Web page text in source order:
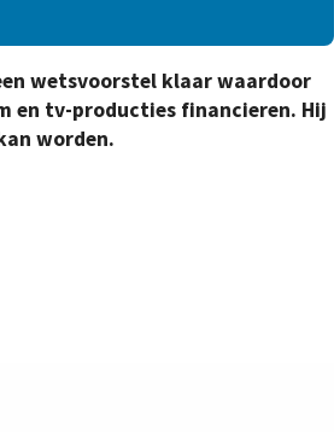
wetsvoorstel klaar waardoor
en tv-producties financieren. Hij
worden.